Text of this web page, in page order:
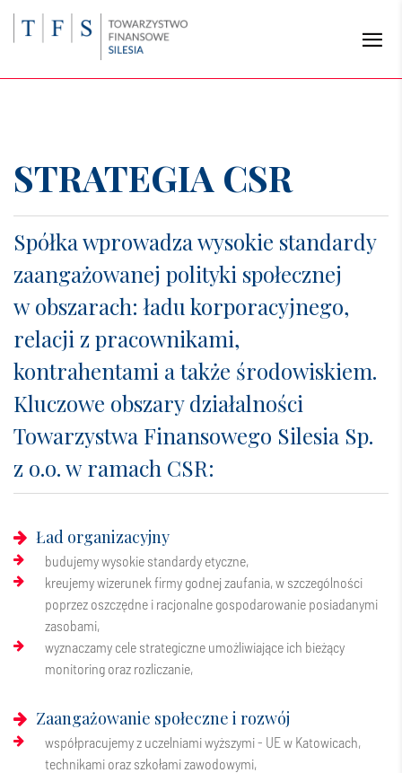
STRATEGIA CSR
Spółka wprowadza wysokie standardy
zaangażowanej polityki społecznej
w obszarach: ładu korporacyjnego,
relacji z pracownikami,
kontrahentami a także środowiskiem.
Kluczowe obszary działalności
Towarzystwa Finansowego Silesia Sp.
z o.o. w ramach CSR:
Ład organizacyjny
budujemy wysokie standardy etyczne,
kreujemy wizerunek firmy godnej zaufania, w szczególności
poprzez oszczędne i racjonalne gospodarowanie posiadanymi
zasobami,
wyznaczamy cele strategiczne umożliwiające ich bieżący
monitoring oraz rozliczanie,
Zaangażowanie społeczne i rozwój
współpracujemy z uczelniami wyższymi - UE w Katowicach,
technikami oraz szkołami zawodowymi,